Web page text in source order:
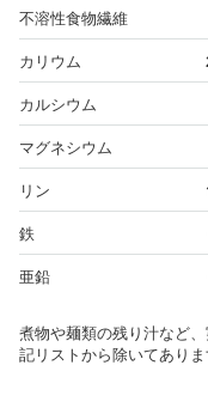
不溶性食物繊維
カリウム
カルシウム
マグネシウム
リン
鉄
亜鉛
煮物や麺類の残り汁など
記リストから除いてありま